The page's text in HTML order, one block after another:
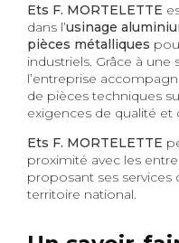
Ets F. MORTELETTE
dans l’usinage
pièces métalliques
industriels. Grâce à
l’entreprise
de pièces techniques
exigences de qualité et
Ets F. MORTELETTE
proximité avec les
proposant ses services
territoire national.